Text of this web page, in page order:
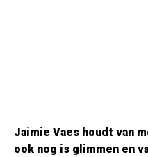
Jaimie Vaes houdt van
ook nog is glimmen en